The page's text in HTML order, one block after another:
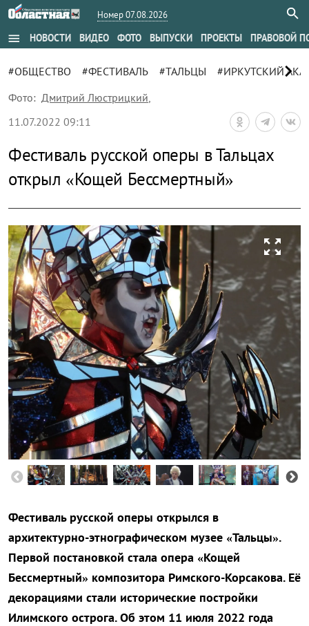
Номер 07.08.2026
menu НОВОСТИ ВИДЕО ФОТО ВЫПУСКИ ПРОЕКТЫ ПРАВОВОЙ
#ОБЩЕСТВО #ФЕСТИВАЛЬ #ТАЛЬЦЫ #ИРКУТСКИЙchevron_right
Фото: Дмитрий Люстрицкий,
11.07.2022 09:11
Фестиваль русской оперы в Тальцах
открыл «Кощей Бессмертный»
zoom_out_map
Фестиваль русской оперы открылся в
архитектурно-этнографическом музее «Тальцы».
Первой постановкой стала опера «Кощей
Бессмертный» композитора Римского-Корсакова. Её
декорациями стали исторические постройки
Илимского острога. Об этом 11 июля 2022 года